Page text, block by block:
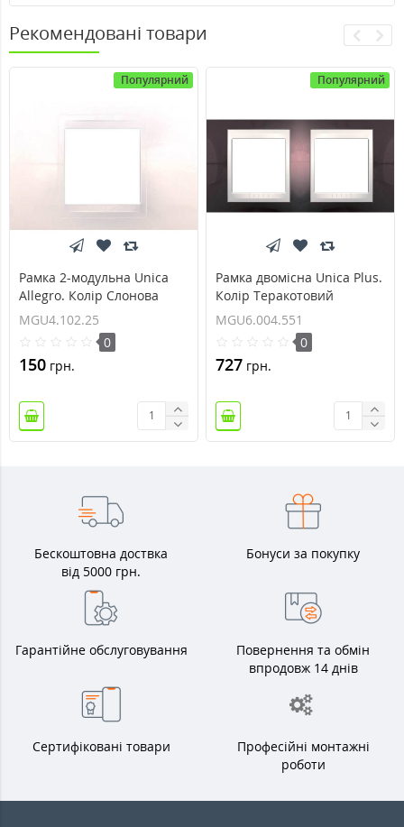
Рекомендовані товари
Популярний
Рамка 2-модульна Unica
Allegro. Колір Слонова
кістка MGU4.102.25
MGU4.102.25
0
150 грн.
Популярний
Рамка двомісна Unica Plus.
Колір Теракотовий
MGU6.004.551
MGU6.004.551
0
727 грн.
Бескоштовна доствка
від 5000 грн.
Бонуси за покупку
Гарантійне обслуговування
Повернення та обмін
впродовж 14 днів
Сертифіковані товари
Професійні монтажні
роботи